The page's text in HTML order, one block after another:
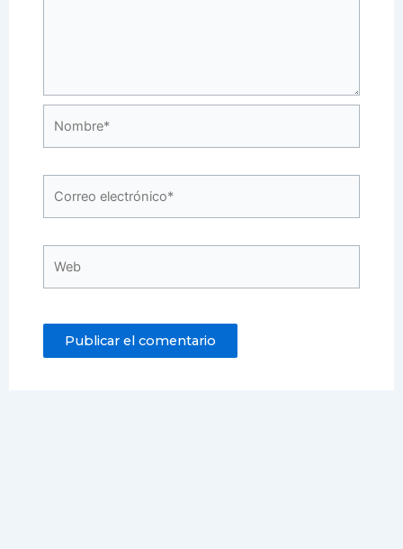
Nombre*
Correo
electrónico*
Web